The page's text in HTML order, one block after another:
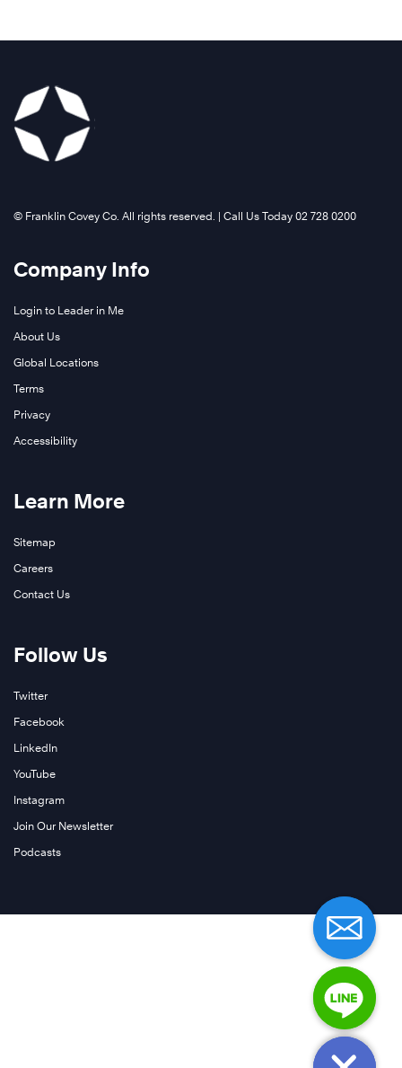
รู้
เติม
เรียน
รู้
เรียน
รู้
เพิ่ม
รู้
©️ Franklin Covey Co. All rights reserved. | Call Us Today 02 728 0200
Company Info
Login to Leader in Me
About Us
Global Locations
Terms
Privacy
Accessibility
Learn More
Sitemap
Careers
Contact Us
Follow Us
Twitter
Facebook
LinkedIn
YouTube
Instagram
Join Our Newsletter
Podcasts